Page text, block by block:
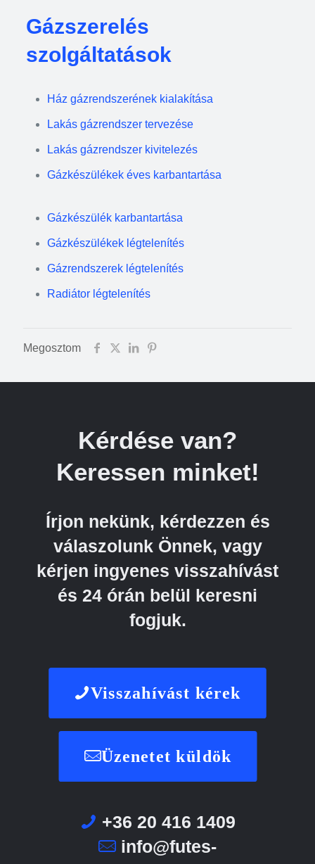
Gázszerelés
szolgáltatások
Ház gázrendszerének kialakítása
Lakás gázrendszer tervezése
Lakás gázrendszer kivitelezés
Gázkészülékek éves karbantartása
Gázkészülék karbantartása
Gázkészülékek légtelenítés
Gázrendszerek légtelenítés
Radiátor légtelenítés
Megosztom
Kérdése van?
Keressen minket!
Írjon nekünk, kérdezzen és
válaszolunk Önnek, vagy
kérjen ingyenes visszahívást
és 24 órán belül keresni
fogjuk.
Visszahívást kérek
Üzenetet küldök
+36 20 416 1409
info@futes-